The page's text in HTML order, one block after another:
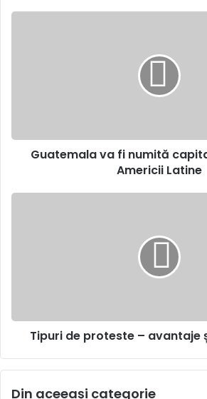
Americii
LatineGuatemala va fi numită
Americii Latine
Tipuri de proteste – avantaje
Din aceeași categorie